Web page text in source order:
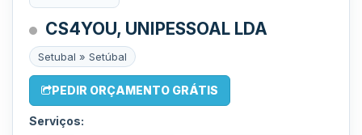
CS4YOU, UNIPESSOAL LDA
Setubal » Setúbal
PEDIR ORÇAMENTO GRÁTIS
Serviços: